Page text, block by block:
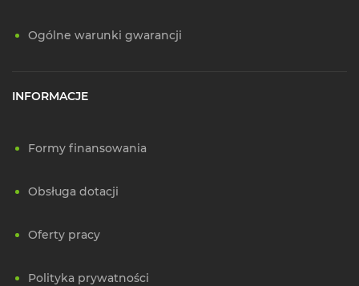
Ogólne warunki gwarancji
INFORMACJE
Formy finansowania
Obsługa dotacji
Oferty pracy
Polityka prywatności